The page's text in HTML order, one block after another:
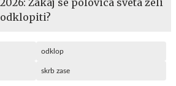
odklopiti?
odklop
skrb zase